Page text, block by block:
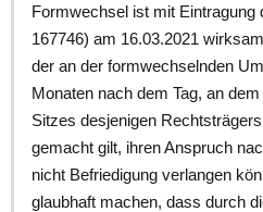
Formwechsel ist mit
167746) am 16.03.2021
der an der formwechselnden
Monaten nach dem Tag, an
Sitzes desjenigen
gemacht gilt, ihren Anspruch
nicht Befriedigung verlangen
glaubhaft machen, dass durch